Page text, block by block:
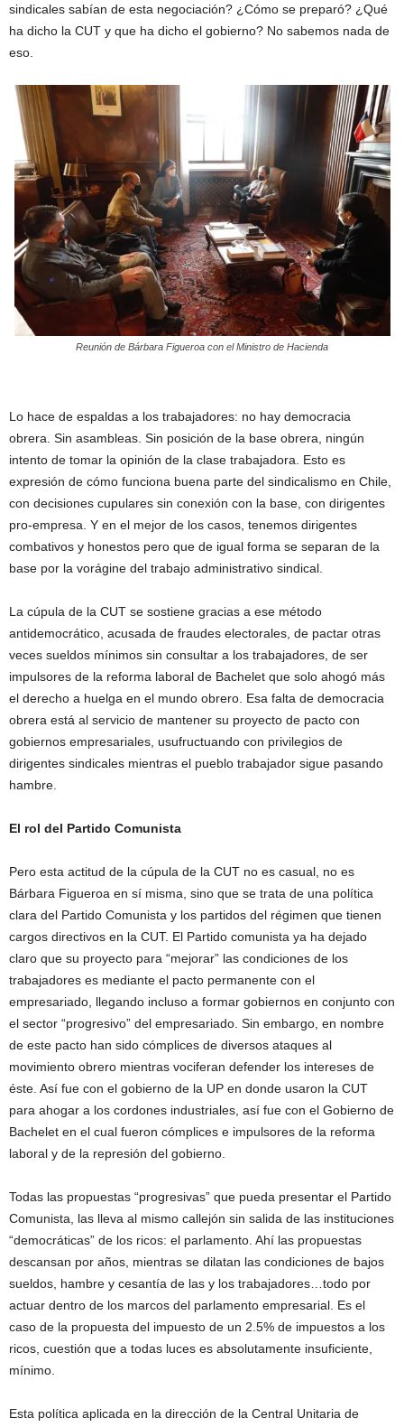
sindicales sabían de esta negociación? ¿Cómo se preparó? ¿Qué
ha dicho la CUT y que ha dicho el gobierno? No sabemos nada de
eso.
Reunión de Bárbara Figueroa con el Ministro de Hacienda
Lo hace de espaldas a los trabajadores: no hay democracia
obrera. Sin asambleas. Sin posición de la base obrera, ningún
intento de tomar la opinión de la clase trabajadora. Esto es
expresión de cómo funciona buena parte del sindicalismo en Chile,
con decisiones cupulares sin conexión con la base, con dirigentes
pro-empresa. Y en el mejor de los casos, tenemos dirigentes
combativos y honestos pero que de igual forma se separan de la
base por la vorágine del trabajo administrativo sindical.
La cúpula de la CUT se sostiene gracias a ese método
antidemocrático, acusada de fraudes electorales, de pactar otras
veces sueldos mínimos sin consultar a los trabajadores, de ser
impulsores de la reforma laboral de Bachelet que solo ahogó más
el derecho a huelga en el mundo obrero. Esa falta de democracia
obrera está al servicio de mantener su proyecto de pacto con
gobiernos empresariales, usufructuando con privilegios de
dirigentes sindicales mientras el pueblo trabajador sigue pasando
hambre.
El rol del Partido Comunista
Pero esta actitud de la cúpula de la CUT no es casual, no es
Bárbara Figueroa en sí misma, sino que se trata de una política
clara del Partido Comunista y los partidos del régimen que tienen
cargos directivos en la CUT. El Partido comunista ya ha dejado
claro que su proyecto para “mejorar” las condiciones de los
trabajadores es mediante el pacto permanente con el
empresariado, llegando incluso a formar gobiernos en conjunto con
el sector “progresivo” del empresariado. Sin embargo, en nombre
de este pacto han sido cómplices de diversos ataques al
movimiento obrero mientras vociferan defender los intereses de
éste. Así fue con el gobierno de la UP en donde usaron la CUT
para ahogar a los cordones industriales, así fue con el Gobierno de
Bachelet en el cual fueron cómplices e impulsores de la reforma
laboral y de la represión del gobierno.
Todas las propuestas “progresivas” que pueda presentar el Partido
Comunista, las lleva al mismo callejón sin salida de las instituciones
“democráticas” de los ricos: el parlamento. Ahí las propuestas
descansan por años, mientras se dilatan las condiciones de bajos
sueldos, hambre y cesantía de las y los trabajadores…todo por
actuar dentro de los marcos del parlamento empresarial. Es el
caso de la propuesta del impuesto de un 2.5% de impuestos a los
ricos, cuestión que a todas luces es absolutamente insuficiente,
mínimo.
Esta política aplicada en la dirección de la Central Unitaria de